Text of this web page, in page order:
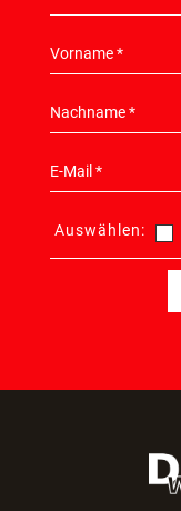
Auswählen: